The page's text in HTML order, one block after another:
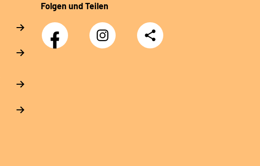
Folgen und Teilen
Facebook
Instagram
DRV
Nachwuchskräfte
Teilen